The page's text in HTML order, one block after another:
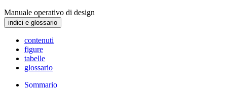
Manuale operativo di design
indici e glossario
contenuti
figure
tabelle
glossario
Sommario